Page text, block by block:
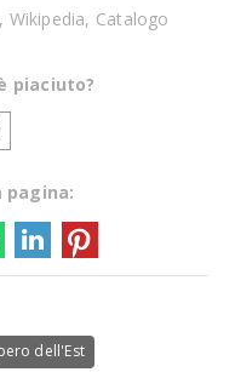
Wikipedia, Catalogo
piaciuto?
pagina:
dell'Est